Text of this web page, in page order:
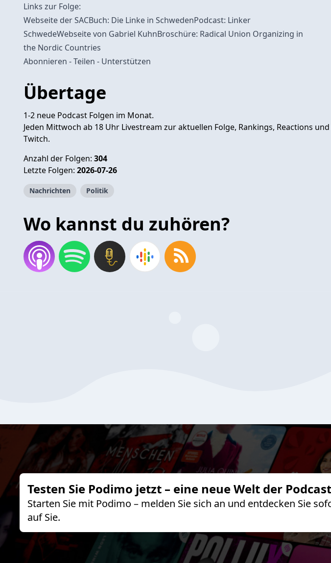
Links zur Folge:
Webseite der SACBuch: Die Linke in SchwedenPodcast: Linker
SchwedeWebseite von Gabriel KuhnBroschüre: Radical Union Organizing in
the Nordic Countries
Abonnieren - Teilen - Unterstützen
Übertage
1-2 neue Podcast Folgen im Monat.
Jeden Mittwoch ab 18 Uhr Livestream zur aktuellen Folge, Rankings, Reactions
Twitch.
Anzahl der Folgen: 304
Letzte Folgen: 2026-07-26
Nachrichten Politik
Wo kannst du zuhören?
Testen Sie Podimo jetzt – eine neue Welt der
Starten Sie mit Podimo – melden Sie sich an und entdecken Sie
auf Sie.